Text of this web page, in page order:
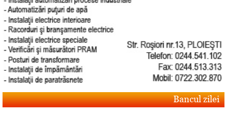
Bancul zilei